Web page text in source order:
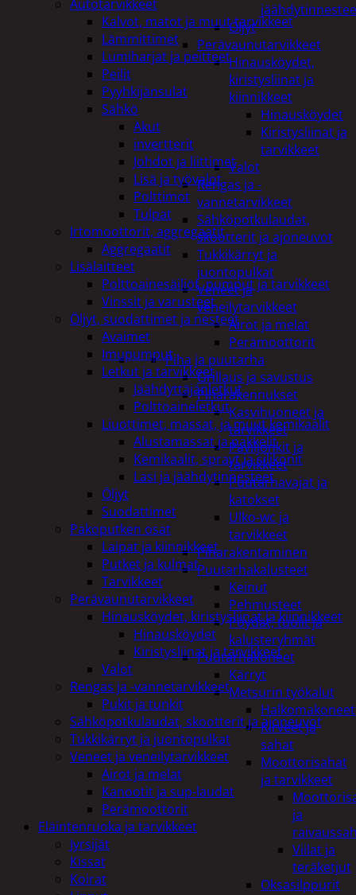
Öljyt
Perävaunutarvikkeet
Hinausköydet,
kiristysliinat ja
kiinnikkeet
Hinausköydet
Kiristysliinat ja
tarvikkeet
Valot
Rengas ja -
vannetarvikkeet
Sähköpotkulaudat,
skootterit ja ajoneuvot
Tukkikärryt ja
juontopulkat
Veneet ja
veneilytarvikkeet
Airot ja melat
Perämoottorit
Piha ja puutarha
Grillaus ja savustus
Piharakennukset
Kasvihuoneet ja
tarvikkeet
Paviljonkit ja
tarvikkeet
Puutarhavajat ja
katokset
Ulko-wc ja
tarvikkeet
Piharakentaminen
Puutarhakalusteet
Keinut
Pehmusteet
Pöydät, tuolit ja
kalusteryhmät
Puutarhakoneet
Kärryt
Metsurin työkalut
Halkomakoneet
Kirveet ja
sahat
Moottorisahat
ja tarvikkeet
ja
Viilat ja
teräketjut
Oksasilppurit
Autotarvikkeet
Kalvot, matot ja muut tarvikkeet
Lämmittimet
Lumiharjat ja peitteet
Peilit
Pyyhkijänsulat
Sähkö
Akut
invertterit
Johdot ja liittimet
Lisä ja työvalot
Polttimot
Tulpat
Irtomoottorit, aggregaatit
Aggregaatit
Lisälaitteet
Polttoainesäiliöt, pumput ja tarvikkeet
Vinssit ja varusteet
Öljyt, suodattimet ja nesteet
Avaimet
Imupumput
Letkut ja tarvikkeet
Jäähdyttäjänletkut
Polttoaineletkut
Liuottimet, massat, ja muut kemikaalit
Alustamassat ja pakkelit
Kemikaalit, sprayt ja silikonit
Lasi ja jäähdytinnesteet
Öljyt
Suodattimet
Pakoputken osat
Laipat ja kiinnikkeet
Putket ja kulmat
Tarvikkeet
Perävaunutarvikkeet
Hinausköydet, kiristysliinat ja kiinnikkeet
Hinausköydet
Kiristysliinat ja tarvikkeet
Valot
Rengas ja -vannetarvikkeet
Pukit ja tunkit
Sähköpotkulaudat, skootterit ja ajoneuvot
Tukkikärryt ja juontopulkat
Veneet ja veneilytarvikkeet
Airot ja melat
Kanootit ja sup-laudat
Perämoottorit
Eläintenruoka ja tarvikkeet
Jyrsijät
Kissat
Koirat